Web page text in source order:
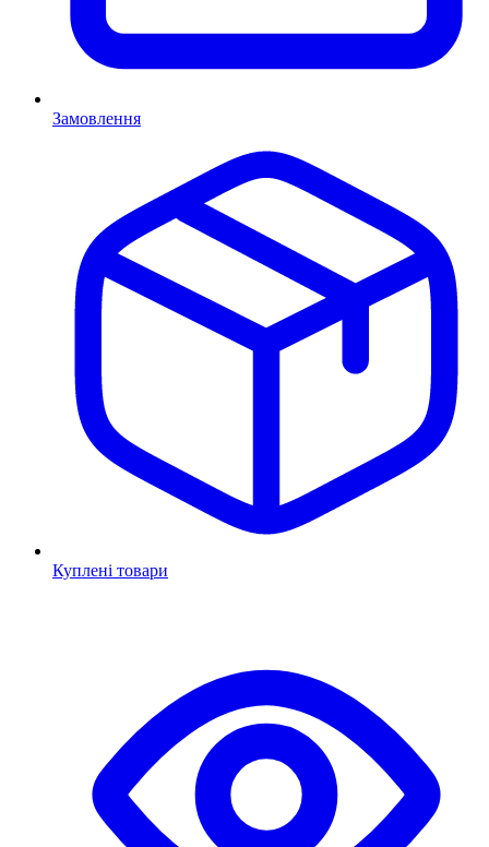
Замовлення
Куплені товари